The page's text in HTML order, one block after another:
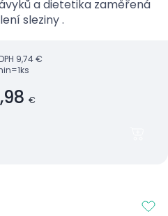
a dietetika zaměřená
na posílení sleziny .
9,74 €
€